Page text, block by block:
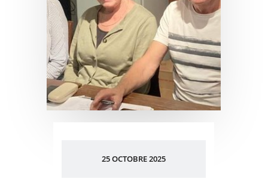
25 OCTOBRE 2025